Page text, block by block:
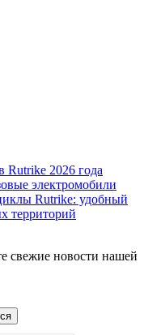
Rutrike 2026 года
электромобили
Rutrike: удобный
территорий
свежие новости нашей